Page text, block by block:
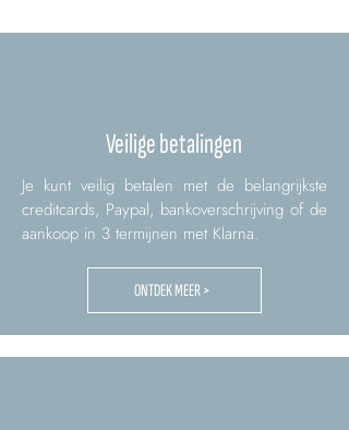
Veilige betalingen
Je kunt veilig betalen met de belangrijkste
creditcards, Paypal, bankoverschrijving of de
aankoop in 3 termijnen met Klarna.
ONTDEK MEER >